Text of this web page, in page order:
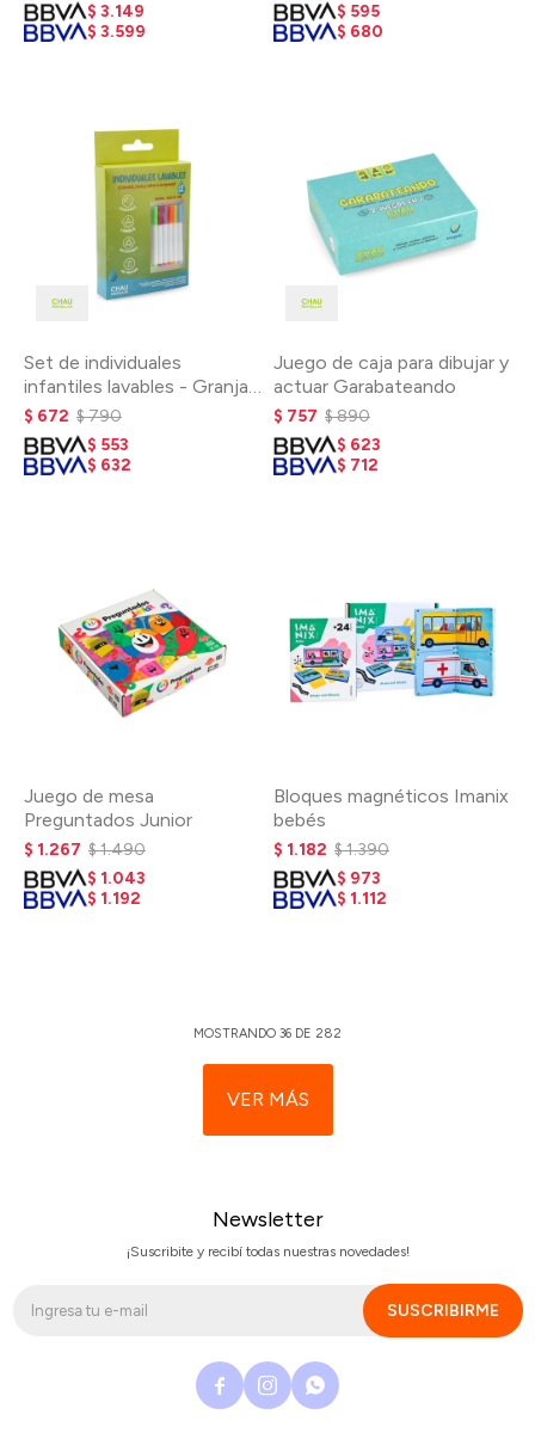
$ 3.149
$ 3.599
$ 595
$ 680
Set de individuales
infantiles lavables - Granja
y bajo del mar
$ 672 $790
$ 553
$ 632
Juego de caja para dibujar y
actuar Garabateando
$ 757 $890
$ 623
$ 712
Juego de mesa
Preguntados Junior
$ 1.267 $1.490
$ 1.043
$ 1.192
Bloques magnéticos Imanix
bebés
$ 1.182 $1.390
$ 973
$ 1.112
MOSTRANDO 36 DE 282
VER MÁS
Newsletter
¡Suscribite y recibí todas nuestras novedades!
SUSCRIBIRME
  